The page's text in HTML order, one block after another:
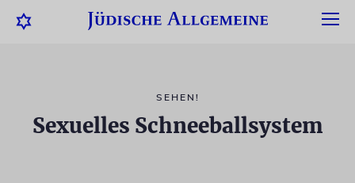
SEHEN!
Sexuelles Schneeballsystem